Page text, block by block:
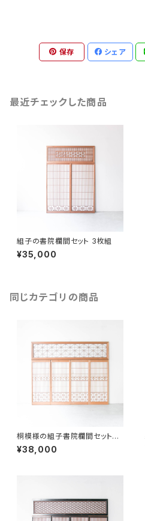
保存 シェア
最近チェックした商品
組子の書院欄間セット 3枚組
¥35,000
同じカテゴリの商品
桐模様の組子書院欄間セット
５枚組
¥38,000